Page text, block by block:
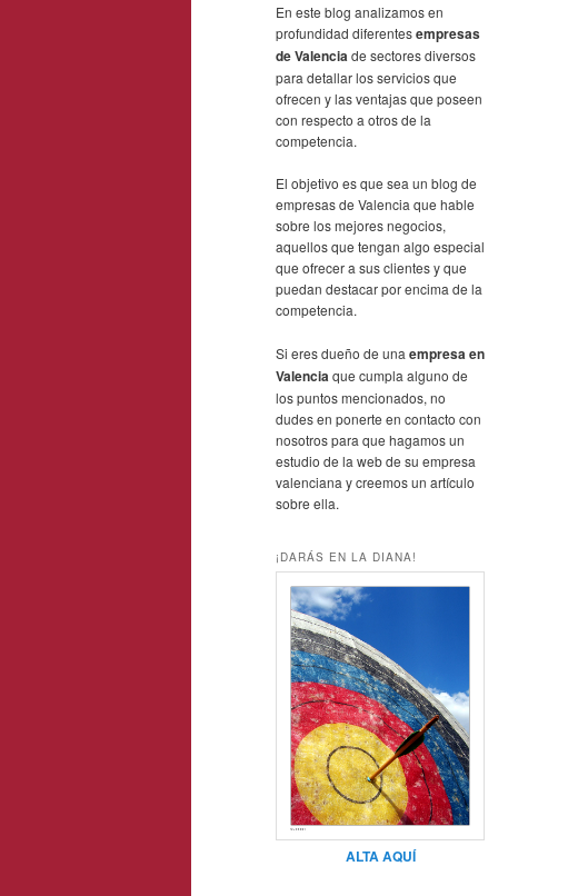
En este blog analizamos en
profundidad diferentesempresas
de Valenciade sectores diversos
para detallar los servicios que
ofrecen y las ventajas que poseen
con respecto a otros de la
competencia.
El objetivo es que sea un blog de
empresas de Valencia que hable
sobre los mejores negocios,
aquellos que tengan algo especial
que ofrecer a sus clientes y que
puedan destacar por encima de la
competencia.
Si eres dueño de una empresa en
Valenciaque cumpla alguno de
los puntos mencionados, no
dudes en ponerte en contacto con
nosotros para que hagamos un
estudio de la web de su empresa
valenciana y creemos un artículo
sobre ella.
¡DARÁS EN LA DIANA!
ALTA AQUÍ